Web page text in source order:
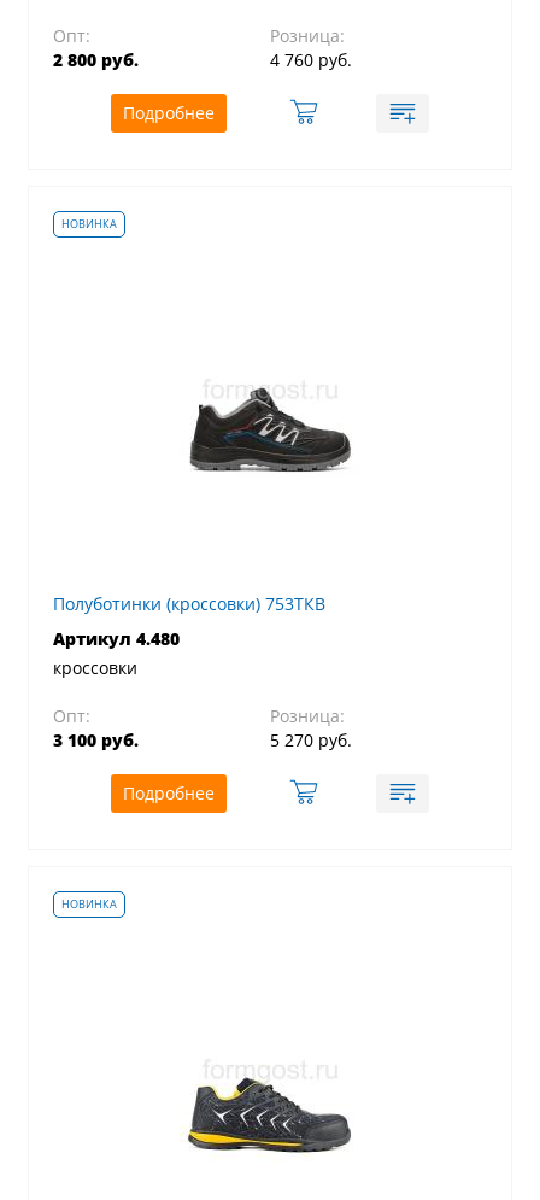
Опт:
2 800 руб.
Розница:
4 760 руб.
Подробнее
Полуботинки (кроссовки) 753ТКВ
Артикул 4.480
кроссовки
Опт:
3 100 руб.
Розница:
5 270 руб.
Подробнее